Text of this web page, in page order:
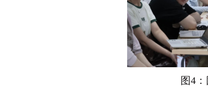
图4